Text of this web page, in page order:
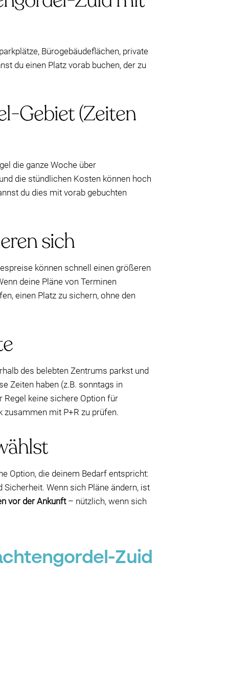
Bürogebäudeflächen, private
du einen Platz vorab buchen, der zu
Gebiet (Zeiten
die ganze Woche über
die stündlichen Kosten können hoch
du dies mit vorab gebuchten
sich
können schnell einen größeren
deine Pläne von Terminen
einen Platz zu sichern, ohne den
des belebten Zentrums parkst und
Zeiten haben (z.B. sonntags in
Regel keine sichere Option für
mit P+R zu prüfen.
Option, die deinem Bedarf entspricht:
Wenn sich Pläne ändern, ist
vor der Ankunft– nützlich, wenn sich
Zuid